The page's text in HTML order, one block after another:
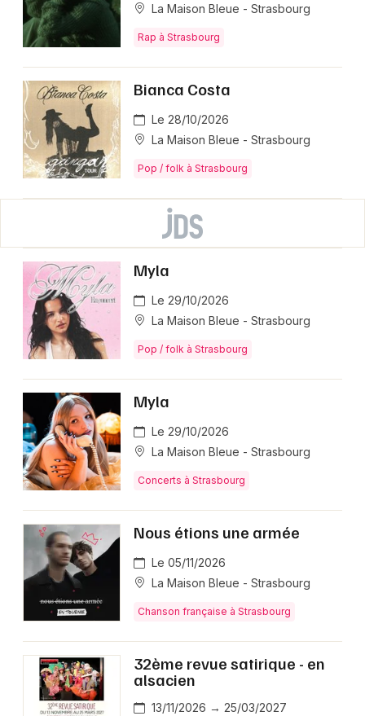
La Maison Bleue - Strasbourg
Rap à Strasbourg
Bianca Costa
Le 28/10/2026
La Maison Bleue - Strasbourg
Pop / folk à Strasbourg
Myla
Le 29/10/2026
La Maison Bleue - Strasbourg
Pop / folk à Strasbourg
Myla
Le 29/10/2026
La Maison Bleue - Strasbourg
Concerts à Strasbourg
Nous étions une armée
Le 05/11/2026
La Maison Bleue - Strasbourg
Chanson française à Strasbourg
32ème revue satirique - en
alsacien
13/11/2026 → 25/03/2027